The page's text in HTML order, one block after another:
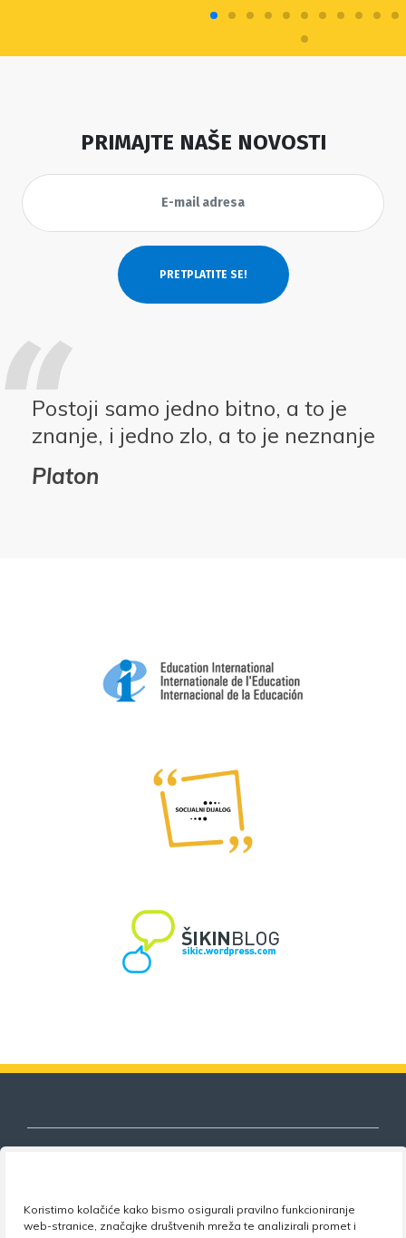
Koristimo kolačiće kako bismo osigurali pravilno funkcioniranje
web-stranice, značajke društvenih mreža te analizirali promet i
PRIMAJTE NAŠE NOVOSTI
Postoji samo jedno bitno, a to je
znanje, i jedno zlo, a to je neznanje
Platon
Nezavisni sindikat znanosti i visokog
obrazovanja